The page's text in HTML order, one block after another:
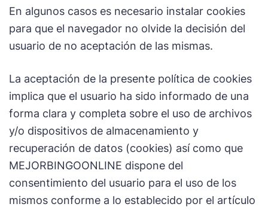
En algunos casos es necesario instalar cookies
para que el navegador no olvide la decisión del
usuario de no aceptación de las mismas.
La aceptación de la presente política de cookies
implica que el usuario ha sido informado de una
forma clara y completa sobre el uso de archivos
y/o dispositivos de almacenamiento y
recuperación de datos (cookies) así como que
MEJORBINGOONLINE dispone del
consentimiento del usuario para el uso de los
mismos conforme a lo establecido por el artículo